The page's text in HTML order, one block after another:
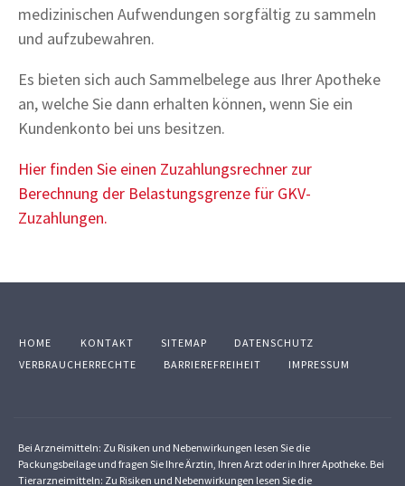
medizinischen Aufwendungen sorgfältig zu sammeln
und aufzubewahren.
Es bieten sich auch Sammelbelege aus Ihrer Apotheke
an, welche Sie dann erhalten können, wenn Sie ein
Kundenkonto bei uns besitzen.
Hier finden Sie einen Zuzahlungsrechner zur
Berechnung der Belastungsgrenze für GKV-
Zuzahlungen.
HOME KONTAKT SITEMAP
DATENSCHUTZ
VERBRAUCHERRECHTE
BARRIEREFREIHEIT IMPRESSUM
Bei Arzneimitteln: Zu Risiken und Nebenwirkungen lesen Sie die
Packungsbeilage und fragen Sie Ihre Ärztin, Ihren Arzt oder in Ihrer Apotheke. Bei
Tierarzneimitteln: Zu Risiken und Nebenwirkungen lesen Sie die